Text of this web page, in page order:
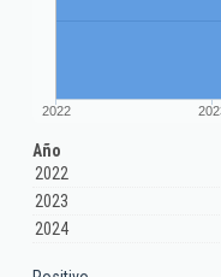
2022
Año
2022
2023
2024